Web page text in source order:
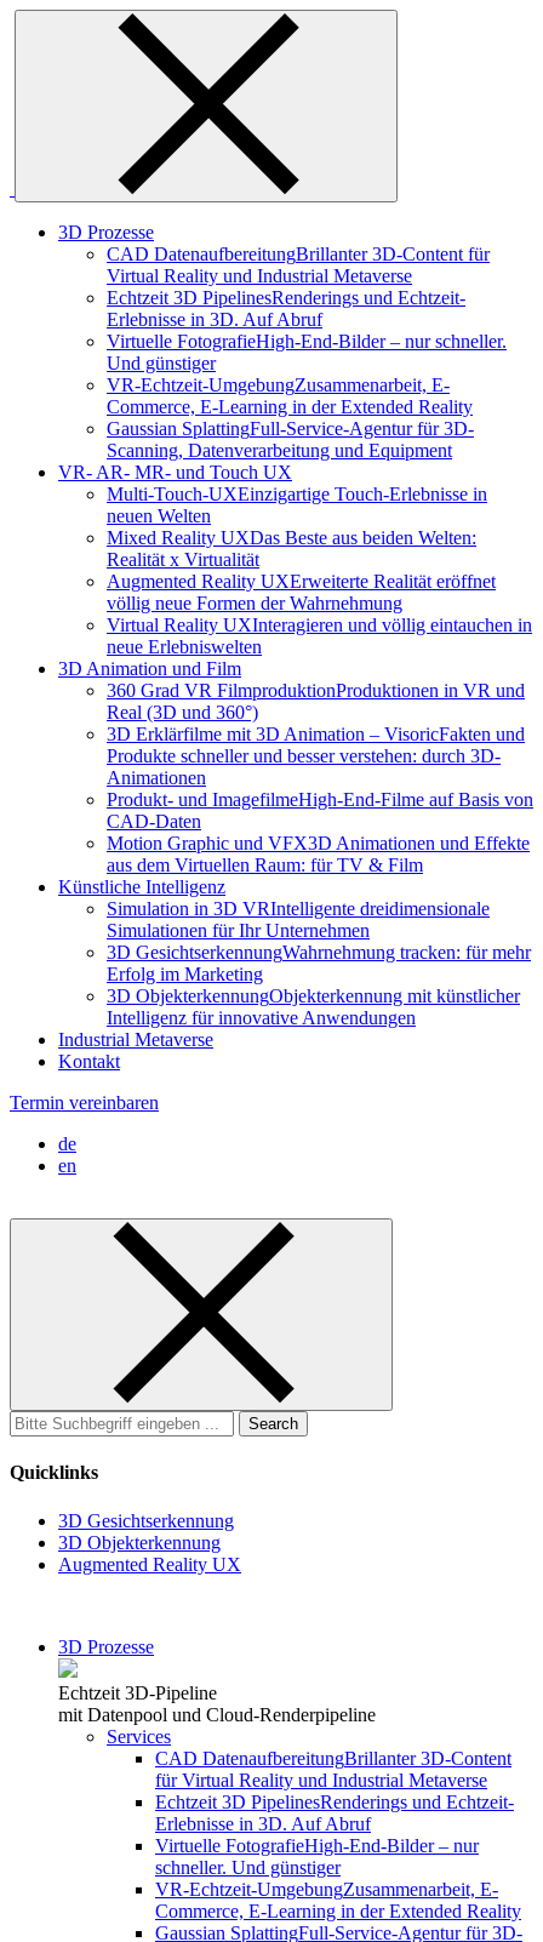
Skip
3D Prozesse
CAD DatenaufbereitungBrillanter 3D-Content für
Virtual Reality und Industrial Metaverse
Echtzeit 3D PipelinesRenderings und Echtzeit-
Erlebnisse in 3D. Auf Abruf
Virtuelle FotografieHigh-End-Bilder – nur schneller.
Und günstiger
VR-Echtzeit-UmgebungZusammenarbeit, E-
Commerce, E-Learning in der Extended Reality
Gaussian SplattingFull-Service-Agentur für 3D-
Scanning, Datenverarbeitung und Equipment
VR- AR- MR- und Touch UX
Multi-Touch-UXEinzigartige Touch-Erlebnisse in
neuen Welten
Mixed Reality UXDas Beste aus beiden Welten:
Realität x Virtualität
Augmented Reality UXErweiterte Realität eröffnet
völlig neue Formen der Wahrnehmung
Virtual Reality UXInteragieren und völlig eintauchen in
neue Erlebniswelten
3D Animation und Film
360 Grad VR FilmproduktionProduktionen in VR und
Real (3D und 360°)
3D Erklärfilme mit 3D Animation – VisoricFakten und
Produkte schneller und besser verstehen: durch 3D-
Animationen
Produkt- und ImagefilmeHigh-End-Filme auf Basis von
CAD-Daten
Motion Graphic und VFX3D Animationen und Effekte
aus dem Virtuellen Raum: für TV & Film
Künstliche Intelligenz
Simulation in 3D VRIntelligente dreidimensionale
Simulationen für Ihr Unternehmen
3D GesichtserkennungWahrnehmung tracken: für mehr
Erfolg im Marketing
3D ObjekterkennungObjekterkennung mit künstlicher
Intelligenz für innovative Anwendungen
Industrial Metaverse
Kontakt
Termin vereinbaren
de
en
Search
for:
Quicklinks
3D Gesichtserkennung
3D Objekterkennung
Augmented Reality UX
3D Prozesse
Echtzeit 3D-Pipeline
mit Datenpool und Cloud-Renderpipeline
Services
CAD DatenaufbereitungBrillanter 3D-Content
für Virtual Reality und Industrial Metaverse
Echtzeit 3D PipelinesRenderings und Echtzeit-
Erlebnisse in 3D. Auf Abruf
Virtuelle FotografieHigh-End-Bilder – nur
schneller. Und günstiger
VR-Echtzeit-UmgebungZusammenarbeit, E-
Commerce, E-Learning in der Extended Reality
Gaussian SplattingFull-Service-Agentur für 3D-